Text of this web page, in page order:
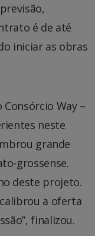
é de até
iniciar as obras
Way –
neste
grande
grossense.
deste projeto.
a oferta
finalizou.